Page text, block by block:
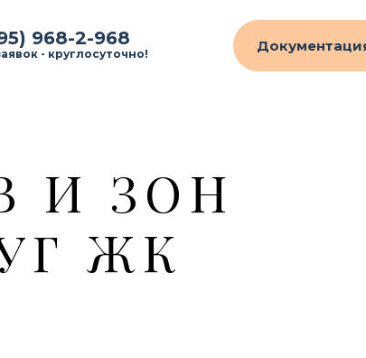
968-2-968
- круглосуточно!
И ЗОН
ЖК